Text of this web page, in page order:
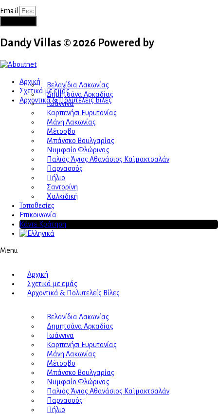
Email
Dandy Villas © 2026 Powered by
Αρχική
Σχετικά με εμάς
Αρχοντικά & Πολυτελείς Βίλες
Βελανίδια Λακωνίας
Δημητσάνα Αρκαδίας
Ιωάννινα
Καρπενήσι Ευρυτανίας
Μάνη Λακωνίας
Μέτσοβο
Μπάνσκο Βουλγαρίας
Νυμφαίο Φλώρινας
Παλιός Άγιος Αθανάσιος Καϊμακτσαλάν
Παρνασσός
Πήλιο
Σαντορίνη
Χαλκιδική
Τοποθεσίες
Επικοινωνία
Κάντε Κράτηση
Menu
Αρχική
Σχετικά με εμάς
Αρχοντικά & Πολυτελείς Βίλες
Βελανίδια Λακωνίας
Δημητσάνα Αρκαδίας
Ιωάννινα
Καρπενήσι Ευρυτανίας
Μάνη Λακωνίας
Μέτσοβο
Μπάνσκο Βουλγαρίας
Νυμφαίο Φλώρινας
Παλιός Άγιος Αθανάσιος Καϊμακτσαλάν
Παρνασσός
Πήλιο